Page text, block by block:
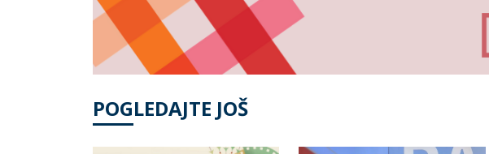
POGLEDAJTE JOŠ